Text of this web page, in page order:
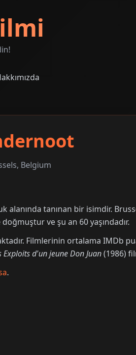
Belgium
alanında tanınan bir isimdir.
ve şu an 60 yaşındadır.
Filmlerinin ortalama IMDb
Exploits d'un jeune Don Juan(1986)
.